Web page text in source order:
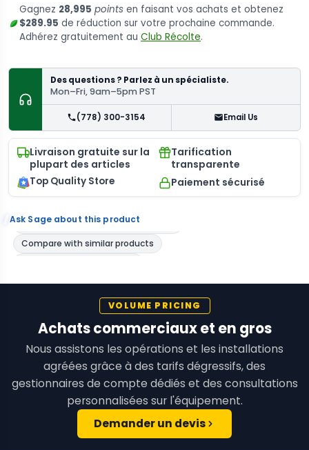
Gagnez 28,995 points en faisant vos achats et obtenez
$289.95 de réduction sur votre prochaine commande.
Adhérez gratuitement au Club Récolte.
Des questions ? Parlez à un spécialiste.
Mon–Fri, 9am–5pm PST
(778) 300-3154 Email Us
Livraison gratuite sur la
plupart des articles
Tarification
transparente
Top Quality Store Paiement sécurisé
Ask Sage about this product
VOLUME PRICING
Achats commerciaux et en gros
Nous assistons les opérations et les installations
agréées grâce à des tarifs dégressifs, des
gestionnaires de compte dédiés et des consultations
personnalisées sur l'équipement.
Demander un devis